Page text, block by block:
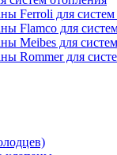
Ferroli для
Flamco для
Meibes для
Rommer для